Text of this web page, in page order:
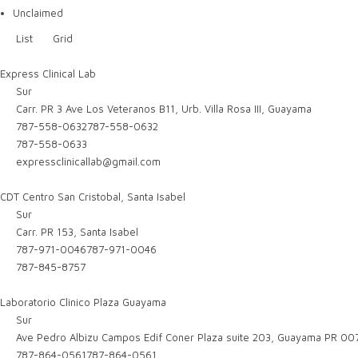
Unclaimed
List
Grid
Express Clinical Lab
Sur
Carr. PR 3 Ave Los Veteranos B11, Urb. Villa Rosa III, Guayama
787-558-0632787-558-0632
787-558-0633
expressclinicallab@gmail.com
CDT Centro San Cristobal, Santa Isabel
Sur
Carr. PR 153, Santa Isabel
787-971-0046787-971-0046
787-845-8757
Laboratorio Clinico Plaza Guayama
Sur
Ave Pedro Albizu Campos Edif Coner Plaza suite 203, Guayama PR
787-864-0561787-864-0561